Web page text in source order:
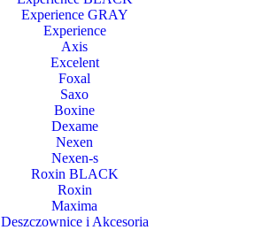
Experience GRAY
Experience
Axis
Excelent
Foxal
Saxo
Boxine
Dexame
Nexen
Nexen-s
Roxin BLACK
Roxin
Maxima
Deszczownice i Akcesoria